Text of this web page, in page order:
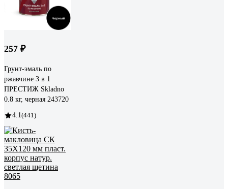
257 ₽
Грунт-эмаль по
ржавчине 3 в 1
ПРЕСТИЖ Skladno
0.8 кг, черная 243720
4.1 (441)